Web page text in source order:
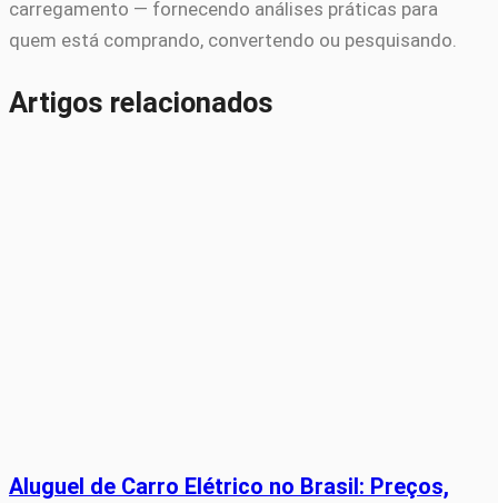
carregamento — fornecendo análises práticas para
quem está comprando, convertendo ou pesquisando.
Artigos relacionados
Aluguel de Carro Elétrico no Brasil: Preços,